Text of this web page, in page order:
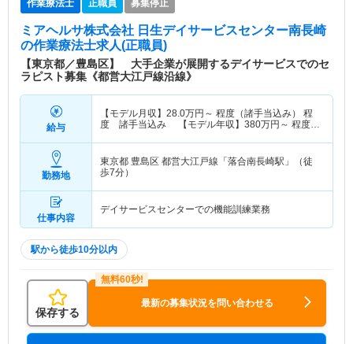
作業療法士 正職員 募集停止
ミアヘルサ株式会社 日生デイサービスセンター南長崎
の作業療法士求人(正職員)
【東京都／豊島区】 大手企業が展開するデイサービスでのセ
ラピスト募集《都営大江戸線沿線》
給与
【モデル月収】 28.0万円～ 程度（諸手当込み） 程
度 諸手当込み 【モデル年収】 380万円～ 程度
勤務地
東京都 豊島区 都営大江戸線「落合南長崎駅」（徒
歩7分）
仕事内容
デイサービスセンターでの機能訓練業務
駅から徒歩10分以内
保存する
最新の募集状況を問い合わせる